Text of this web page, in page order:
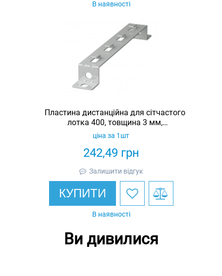
В наявності
Пластина дистанційна для сітчастого
лотка 400, товщина 3 мм,
оцинкована, Ardic
242,49 грн
ціна за 1шт
Залишити відгук
КУПИТИ
В наявності
Ви дивилися